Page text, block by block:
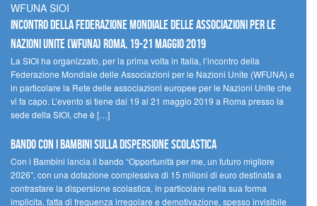
WFUNA SIOI
Incontro della Federazione Mondiale delle Associazioni per le
Nazioni Unite (WFUNA) Roma, 19-21 maggio 2019
La SIOI ha organizzato, per la prima volta in Italia, l’incontro della
Federazione Mondiale delle Associazioni per le Nazioni Unite (WFUNA) e
in particolare la Rete delle associazioni europee per le Nazioni Unite che
vi fa capo. L’evento si tiene dal 19 al 21 maggio 2019 a Roma presso la
sede della SIOI, che è […]
Bando Con i Bambini sulla dispersione scolastica
Con i Bambini lancia il bando “Opportunità per me, un futuro migliore
2026”, con una dotazione complessiva di 15 milioni di euro destinata a
contrastare la dispersione scolastica, in particolare nella sua forma
implicita, fatta di frequenza irregolare e demotivazione, spesso invisibile